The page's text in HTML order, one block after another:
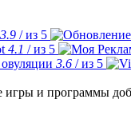
3.9 / из 5
4.1 / из 5
3.6 / из 5
и программы